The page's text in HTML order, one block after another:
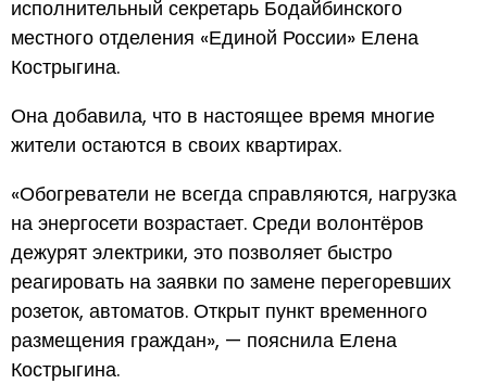
исполнительный секретарь Бодайбинского
местного отделения «Единой России» Елена
Кострыгина.
Она добавила, что в настоящее время многие
жители остаются в своих квартирах.
«Обогреватели не всегда справляются, нагрузка
на энергосети возрастает. Среди волонтёров
дежурят электрики, это позволяет быстро
реагировать на заявки по замене перегоревших
розеток, автоматов. Открыт пункт временного
размещения граждан», — пояснила Елена
Кострыгина.